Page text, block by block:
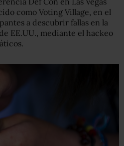
como Voting Village, en el
a descubrir fallas en la
EE.UU., mediante el hackeo